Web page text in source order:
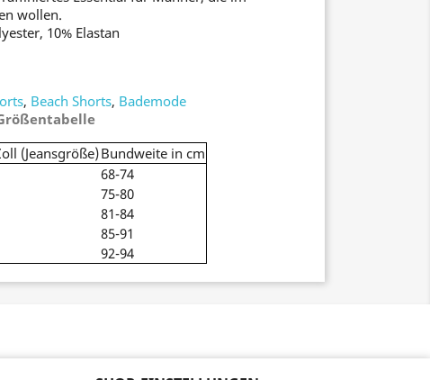
wollen.
10% Elastan
, Beach Shorts, Bademode
(Jeansgröße)Bundweite in cm
68-74
75-80
81-84
85-91
92-94